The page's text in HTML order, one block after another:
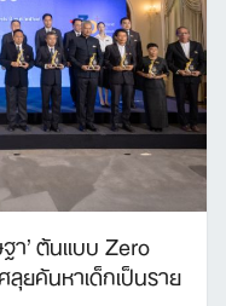
า’ ต้นแบบ Zero
ยค้นหาเด็กเป็นราย